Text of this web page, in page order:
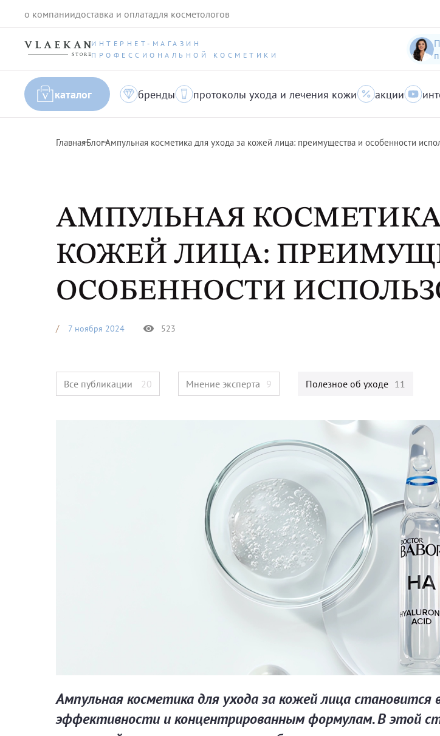
о компаниидоставка и оплатадля косметологов
ИНТЕРНЕТ-МАГАЗИН
ПРОФЕССИОНАЛЬНОЙ КОСМЕТИКИ
каталог бренды протоколы ухода и лечения кожи акции
ГлавнаяБлогАмпульная косметика для ухода за кожей лица: преимущества и особенности
АМПУЛЬНАЯ КОСМЕТИКА
КОЖЕЙ ЛИЦА:
ОСОБЕННОСТИ
7 ноября 2024 523
Все публикации 20 Мнение эксперта 9 Полезное об уходе 11
Ампульная косметика для ухода за кожей лица становится
эффективности и концентрированным формулам. В этой